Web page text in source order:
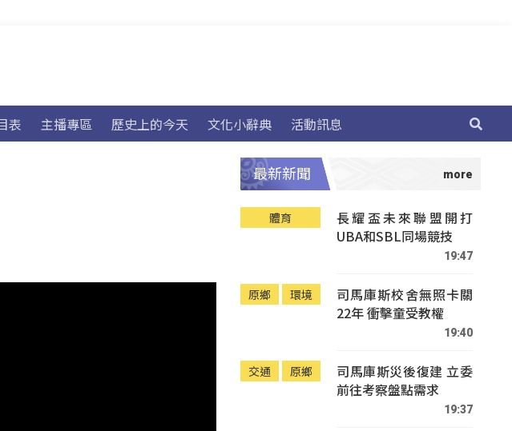
表 主播專區 歷史上的今天 文化小辭典 活動訊息
最新新聞
體育
長耀盃未來聯盟開打
UBA和SBL同場競技
19:47
原鄉 環境
司馬庫斯校舍無照卡關
22年 衝擊童受教權
19:40
交通 原鄉
司馬庫斯災後復建 立委
前往考察盤點需求
19:37